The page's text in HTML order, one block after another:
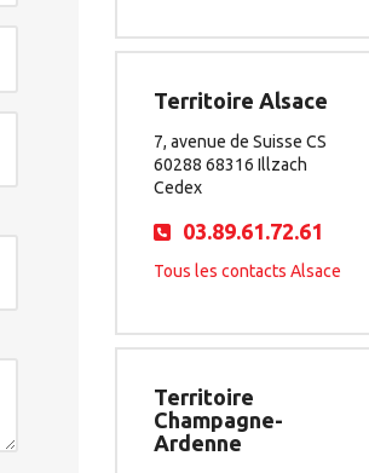
Territoire Alsace
7, avenue de Suisse CS
60288 68316 Illzach
Cedex
03.89.61.72.61
Tous les contacts Alsace
Territoire
Champagne-
Ardenne